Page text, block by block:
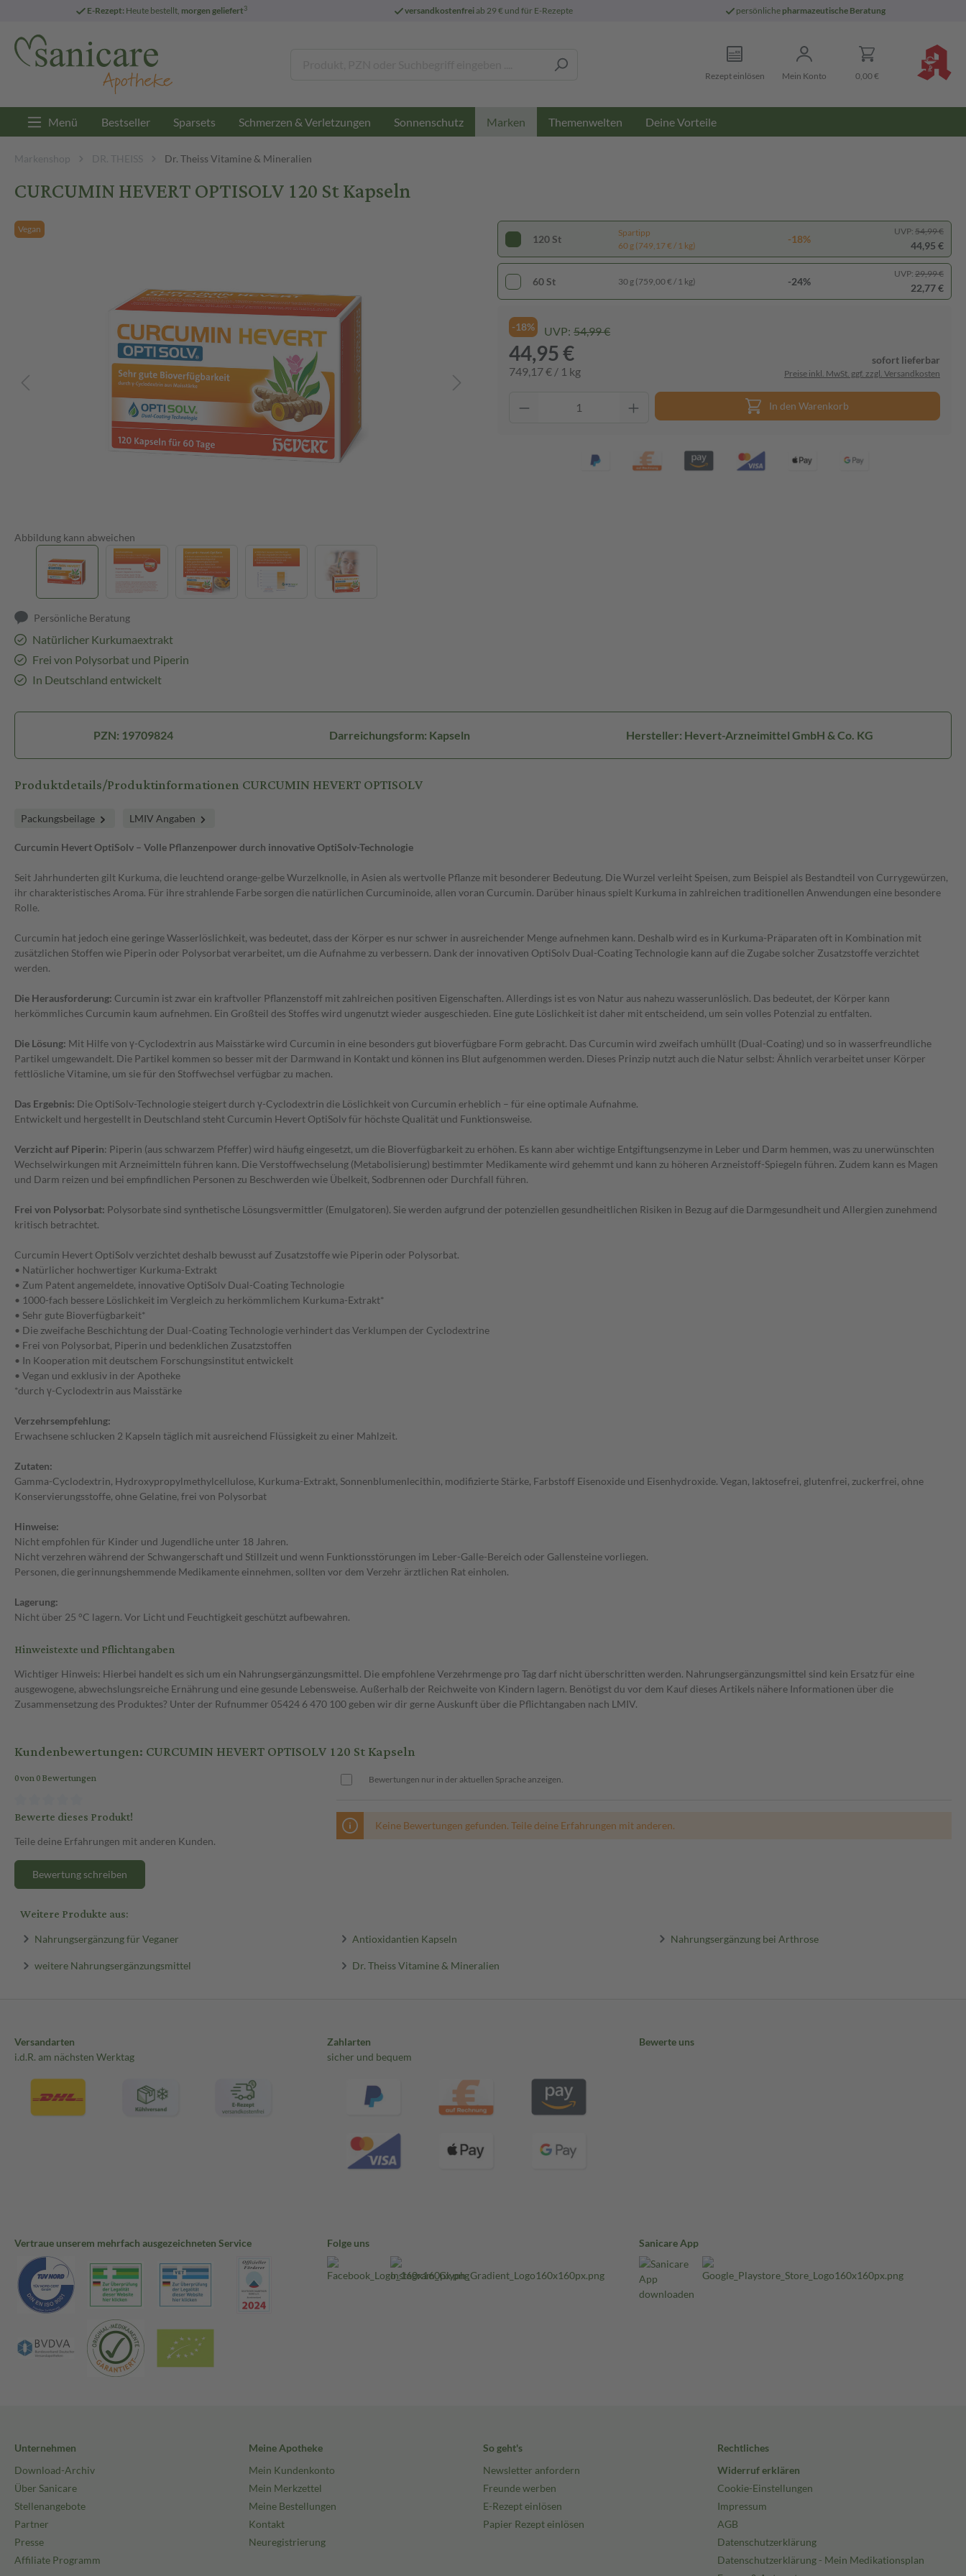
E-Rezept: Heute bestellt, morgen geliefert3 versandkostenfreiab 29 € und für E-Rezepte persönliche pharmazeutische Beratung
Rezept einlösen Mein Konto 0,00 €
Menü Bestseller Sparsets Schmerzen & Verletzungen Sonnenschutz Marken Themenwelten Deine Vorteile
Markenshop DR. THEISS Dr. Theiss Vitamine & Mineralien
CURCUMIN HEVERT OPTISOLV 120 St Kapseln
Vegan
Abbildung kann abweichen
Persönliche Beratung
Natürlicher Kurkumaextrakt
Frei von Polysorbat und Piperin
In Deutschland entwickelt
120 St
Spartipp
60 g (749,17 € / 1 kg)
-18%
UVP: 54,99 €
44,95 €
60 St 30 g (759,00 € / 1 kg) -24%
UVP: 29,99 €
22,77 €
-18% UVP: 54,99 €
44,95 €
749,17 € / 1 kg
sofort lieferbar
Preise inkl. MwSt. ggf. zzgl. Versandkosten
In den Warenkorb
PZN: 19709824 Darreichungsform: Kapseln Hersteller: Hevert-Arzneimittel GmbH & Co. KG
Produktdetails/Produktinformationen CURCUMIN HEVERT OPTISOLV
Packungsbeilage LMIV Angaben
Curcumin Hevert OptiSolv – Volle Pflanzenpower durch innovative OptiSolv-Technologie
Seit Jahrhunderten gilt Kurkuma, die leuchtend orange-gelbe Wurzelknolle, in Asien als wertvolle Pflanze mit besonderer Bedeutung. Die Wurzel verleiht Speisen, zum Beispiel als Bestandteil von Currygewürzen,
ihr charakteristisches Aroma. Für ihre strahlende Farbe sorgen die natürlichen Curcuminoide, allen voran Curcumin. Darüber hinaus spielt Kurkuma in zahlreichen traditionellen Anwendungen eine besondere
Rolle.
Curcumin hat jedoch eine geringe Wasserlöslichkeit, was bedeutet, dass der Körper es nur schwer in ausreichender Menge aufnehmen kann. Deshalb wird es in Kurkuma-Präparaten oft in Kombination mit
zusätzlichen Stoffen wie Piperin oder Polysorbat verarbeitet, um die Aufnahme zu verbessern. Dank der innovativen OptiSolv Dual-Coating Technologie kann auf die Zugabe solcher Zusatzstoffe verzichtet
werden.
Die Herausforderung: Curcumin ist zwar ein kraftvoller Pflanzenstoff mit zahlreichen positiven Eigenschaften. Allerdings ist es von Natur aus nahezu wasserunlöslich. Das bedeutet, der Körper kann
herkömmliches Curcumin kaum aufnehmen. Ein Großteil des Stoffes wird ungenutzt wieder ausgeschieden. Eine gute Löslichkeit ist daher mit entscheidend, um sein volles Potenzial zu entfalten.
Die Lösung: Mit Hilfe von γ-Cyclodextrin aus Maisstärke wird Curcumin in eine besonders gut bioverfügbare Form gebracht. Das Curcumin wird zweifach umhüllt (Dual-Coating) und so in wasserfreundliche
Partikel umgewandelt. Die Partikel kommen so besser mit der Darmwand in Kontakt und können ins Blut aufgenommen werden. Dieses Prinzip nutzt auch die Natur selbst: Ähnlich verarbeitet unser Körper
fettlösliche Vitamine, um sie für den Stoffwechsel verfügbar zu machen.
Das Ergebnis: Die OptiSolv-Technologie steigert durch γ-Cyclodextrin die Löslichkeit von Curcumin erheblich – für eine optimale Aufnahme.
Entwickelt und hergestellt in Deutschland steht Curcumin Hevert OptiSolv für höchste Qualität und Funktionsweise.
Verzicht auf Piperin: Piperin (aus schwarzem Pfeffer) wird häufig eingesetzt, um die Bioverfügbarkeit zu erhöhen. Es kann aber wichtige Entgiftungsenzyme in Leber und Darm hemmen, was zu unerwünschten
Wechselwirkungen mit Arzneimitteln führen kann. Die Verstoffwechselung (Metabolisierung) bestimmter Medikamente wird gehemmt und kann zu höheren Arzneistoff-Spiegeln führen. Zudem kann es Magen
und Darm reizen und bei empfindlichen Personen zu Beschwerden wie Übelkeit, Sodbrennen oder Durchfall führen.
Frei von Polysorbat: Polysorbate sind synthetische Lösungsvermittler (Emulgatoren). Sie werden aufgrund der potenziellen gesundheitlichen Risiken in Bezug auf die Darmgesundheit und Allergien zunehmend
kritisch betrachtet.
Curcumin Hevert OptiSolv verzichtet deshalb bewusst auf Zusatzstoffe wie Piperin oder Polysorbat.
• Natürlicher hochwertiger Kurkuma-Extrakt
• Zum Patent angemeldete, innovative OptiSolv Dual-Coating Technologie
• 1000-fach bessere Löslichkeit im Vergleich zu herkömmlichem Kurkuma-Extrakt*
• Sehr gute Bioverfügbarkeit*
• Die zweifache Beschichtung der Dual-Coating Technologie verhindert das Verklumpen der Cyclodextrine
• Frei von Polysorbat, Piperin und bedenklichen Zusatzstoffen
• In Kooperation mit deutschem Forschungsinstitut entwickelt
• Vegan und exklusiv in der Apotheke
*durch γ-Cyclodextrin aus Maisstärke
Verzehrsempfehlung:
Erwachsene schlucken 2 Kapseln täglich mit ausreichend Flüssigkeit zu einer Mahlzeit.
Zutaten:
Gamma-Cyclodextrin, Hydroxypropylmethylcellulose, Kurkuma-Extrakt, Sonnenblumenlecithin, modifizierte Stärke, Farbstoff Eisenoxide und Eisenhydroxide. Vegan, laktosefrei, glutenfrei, zuckerfrei, ohne
Konservierungsstoffe, ohne Gelatine, frei von Polysorbat
Hinweise:
Nicht empfohlen für Kinder und Jugendliche unter 18 Jahren.
Nicht verzehren während der Schwangerschaft und Stillzeit und wenn Funktionsstörungen im Leber-Galle-Bereich oder Gallensteine vorliegen.
Personen, die gerinnungshemmende Medikamente einnehmen, sollten vor dem Verzehr ärztlichen Rat einholen.
Lagerung:
Nicht über 25 °C lagern. Vor Licht und Feuchtigkeit geschützt aufbewahren.
Hinweistexte und Pflichtangaben
Wichtiger Hinweis: Hierbei handelt es sich um ein Nahrungsergänzungsmittel. Die empfohlene Verzehrmenge pro Tag darf nicht überschritten werden. Nahrungsergänzungsmittel sind kein Ersatz für eine
ausgewogene, abwechslungsreiche Ernährung und eine gesunde Lebensweise. Außerhalb der Reichweite von Kindern lagern. Benötigst du vor dem Kauf dieses Artikels nähere Informationen über die
Zusammensetzung des Produktes? Unter der Rufnummer 05424 6 470 100 geben wir dir gerne Auskunft über die Pflichtangaben nach LMIV.
Kundenbewertungen: CURCUMIN HEVERT OPTISOLV 120 St Kapseln
0 von 0 Bewertungen
Bewerte dieses Produkt!
Teile deine Erfahrungen mit anderen Kunden.
Bewertung schreiben
Bewertungen nur in der aktuellen Sprache anzeigen.
Keine Bewertungen gefunden. Teile deine Erfahrungen mit anderen.
Weitere Produkte aus:
Nahrungsergänzung für Veganer Antioxidantien Kapseln Nahrungsergänzung bei Arthrose
weitere Nahrungsergänzungsmittel Dr. Theiss Vitamine & Mineralien
Versandarten
i.d.R. am nächsten Werktag
Zahlarten
sicher und bequem
Bewerte uns
Vertraue unserem mehrfach ausgezeichneten Service Folge uns Sanicare App
Unternehmen
Download-Archiv
Über Sanicare
Stellenangebote
Partner
Presse
Affiliate Programm
Meine Apotheke
Mein Kundenkonto
Mein Merkzettel
Meine Bestellungen
Kontakt
Neuregistrierung
So geht's
Newsletter anfordern
Freunde werben
E-Rezept einlösen
Papier Rezept einlösen
Rechtliches
Widerruf erklären
Cookie-Einstellungen
Impressum
AGB
Datenschutzerklärung
Datenschutzerklärung - Mein Medikationsplan